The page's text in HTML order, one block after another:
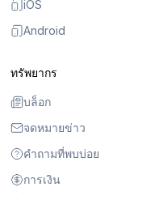
iOS
Android
ทรัพยากร
บล็อก
จดหมายข่าว
คำถามที่พบบ่อย
การเงิน